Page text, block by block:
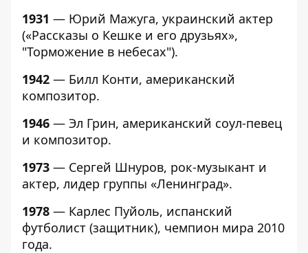
1931 — Юрий Мажуга, украинский актер
(«Рассказы о Кешке и его друзьях»,
"Торможение в небесах").
1942 — Билл Конти, американский
композитор.
1946 — Эл Грин, американский соул-певец
и композитор.
1973 — Сергей Шнуров, рок-музыкант и
актер, лидер группы «Ленинград».
1978 — Карлес Пуйоль, испанский
футболист (защитник), чемпион мира 2010
года.